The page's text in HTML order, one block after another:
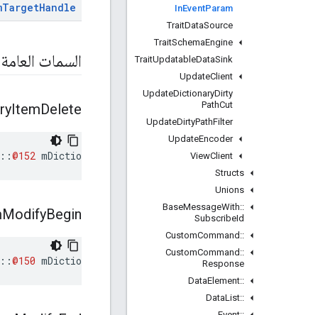
InEventParam
TraitDataSource
TraitSchemaEngine
TraitUpdatableDataSink
UpdateClient
UpdateDictionaryDirty
PathCut
UpdateDirtyPathFilter
UpdateEncoder
ViewClient
Structs
Unions
::
BaseMessageWith
SubscribeId
::
CustomCommand
::
CustomCommand
Response
::
DataElement
::
DataList
TargetHandle
السمات العامة
ItemDelete
::@152 mDictionaryItemDelete
ModifyBegin
::@150 mDictionaryItemModifyBegin